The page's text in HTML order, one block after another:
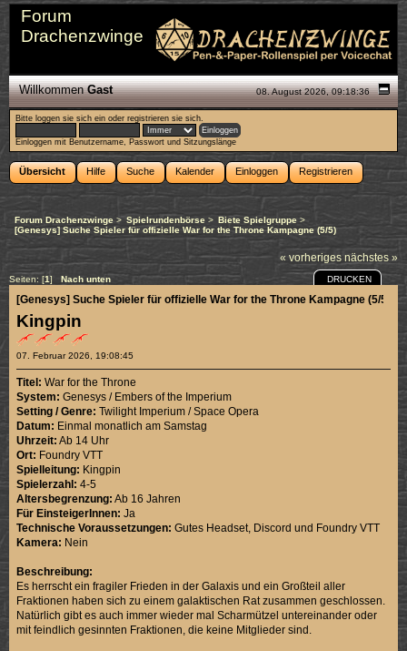
Forum
Drachenzwinge
08. August 2026, 09:18:36
WillkommenGast
Bitte loggen sie sich ein oderregistrieren sie sich.
Einloggen mit Benutzername, Passwort und Sitzungslänge
Übersicht Hilfe Suche Kalender Einloggen Registrieren
Forum Drachenzwinge > Spielrundenbörse> Biete Spielgruppe>
[Genesys] Suche Spieler für offizielle War for the Throne Kampagne (5/5)
« vorheriges nächstes »
Seiten: [1] Nach unten DRUCKEN
Kingpin
07. Februar 2026, 19:08:45
[Genesys] Suche Spieler für offizielle War for the Throne Kampagne (5/5)
Titel: War for the Throne
System:Genesys / Embers of the Imperium
Setting / Genre: Twilight Imperium / Space Opera
Datum: Einmal monatlich am Samstag
Uhrzeit: Ab 14 Uhr
Ort: Foundry VTT
Spielleitung: Kingpin
Spielerzahl: 4-5
Altersbegrenzung: Ab 16 Jahren
Für EinsteigerInnen: Ja
Technische Voraussetzungen: Gutes Headset, Discord und Foundry VTT
Kamera: Nein
Beschreibung:
Es herrscht ein fragiler Frieden in der Galaxis und ein Großteil aller
Fraktionen haben sich zu einem galaktischen Rat zusammen geschlossen.
Natürlich gibt es auch immer wieder mal Scharmützel untereinander oder
mit feindlich gesinnten Fraktionen, die keine Mitglieder sind.